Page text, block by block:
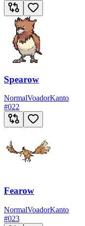
Spearow
NormalVoadorKanto
#022
Fearow
NormalVoadorKanto
#023